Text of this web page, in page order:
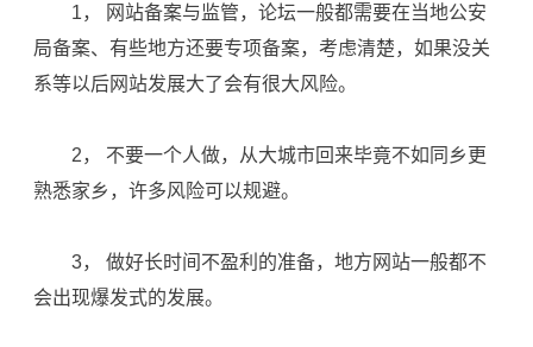
1， 网站备案与监管， 论坛一般都需要在当地公安
局备案、有些地方还要专项备案，考虑清楚，如果没关
系等以后网站发展大了会有很大风险。
2， 不要一个人做，从大城市回来毕竟不如同乡更
熟悉家乡，许多风险可以规避。
3， 做好长时间不盈利的准备，地方网站一般都不
会出现爆发式的发展。